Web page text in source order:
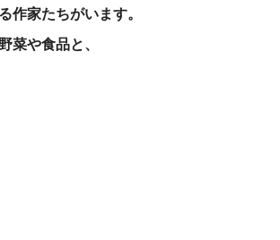
作家たちがいます。
菜や食品と、